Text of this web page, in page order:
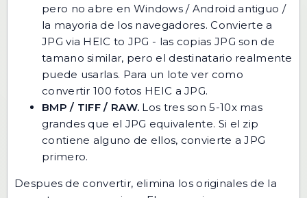
pero no abre en Windows / Android antiguo /
la mayoria de los navegadores. Convierte a
JPG via HEIC to JPG - las copias JPG son de
tamano similar, pero el destinatario realmente
puede usarlas. Para un lote ver como
convertir 100 fotos HEIC a JPG.
BMP / TIFF / RAW. Los tres son 5-10x mas
grandes que el JPG equivalente. Si el zip
contiene alguno de ellos, convierte a JPG
primero.
Despues de convertir, elimina los originales de la